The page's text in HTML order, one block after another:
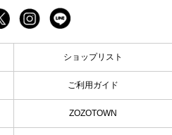
ロングパンツ再入荷!!!
デニムロングパンツ再入荷!!!
グパンツ再入荷!!!
デニムロングパンツ再入荷!!!
ショップリスト
ご利用ガイド
ZOZOTOWN